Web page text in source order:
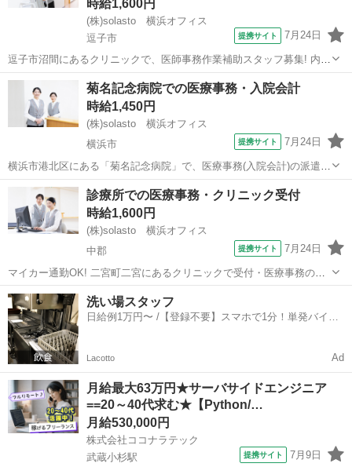
時給1,600円
(株)solasto 横浜オフィス
逗子市
提携サイト 7月24日
逗子市沼間にあるクリニックで、医師事務作業補助スタッフ募集! 内
科、小児科、皮膚科、循環器内科などの診療を行うクリニックで、カ
ルテの代行入力、紹介状の作成など、医師の事務サポートをお願いし
ます。 医療事務経験、電子カルテの...
神奈川 逗子市 データ入力
菊名記念病院での医療事務・入院会計
時給1,450円
(株)solasto 横浜オフィス
横浜市
提携サイト 7月24日
横浜市港北区にある「菊名記念病院」で、医療事務(入院会計)の派遣ス
タッフ募集! 入院患者様の会計入力やデータ入力、レセプト作成、電
話・窓口対応などをお任せします。 ◆会計入力の経験を活かせる高待
遇ワーク 医療機関での会計入...
神奈川 横浜市 データ入力
診療所での医療事務・クリニック受付
時給1,600円
(株)solasto 横浜オフィス
中郡
提携サイト 7月24日
マイカー通勤OK! 二宮町二宮にあるクリニックで受付・医療事務の派
遣スタッフ募集です。内科・呼吸器内科の診療を行うクリニックで、
患者様の受付、保険証の確認、PC入力などの窓口業務、算定や会計業
務などをお任せします。スキルに応...
神奈川 中郡 データ入力
洗い場スタッフ
日給例1万円〜 /【登録不要】スマホで1分！単発バイト
Lacotto Ad
月給最大63万円★サーバサイドエンジニア
==20～40代求む★【Python/…
月給530,000円
株式会社ココナラテック
武蔵小杉駅
提携サイト 7月9日